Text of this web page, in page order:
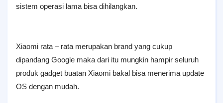
sistem operasi lama bisa dihilangkan.
Xiaomi rata – rata merupakan brand yang cukup
dipandang Google maka dari itu mungkin hampir seluruh
produk gadget buatan Xiaomi bakal bisa menerima update
OS dengan mudah.